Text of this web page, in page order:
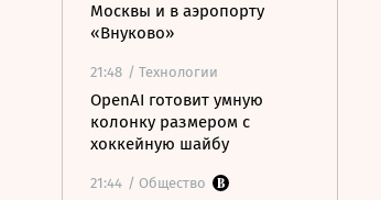
Москвы и в аэропорту
«Внуково»
21:48 / Технологии
OpenAI готовит умную
колонку размером с
хоккейную шайбу
21:44 / Общество